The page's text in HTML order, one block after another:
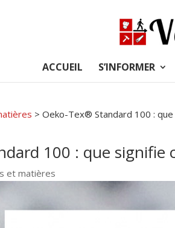
ACCUEIL S’INFORMER
>Oeko-Tex® Standard 100 : que
100 : que signifie
et matières